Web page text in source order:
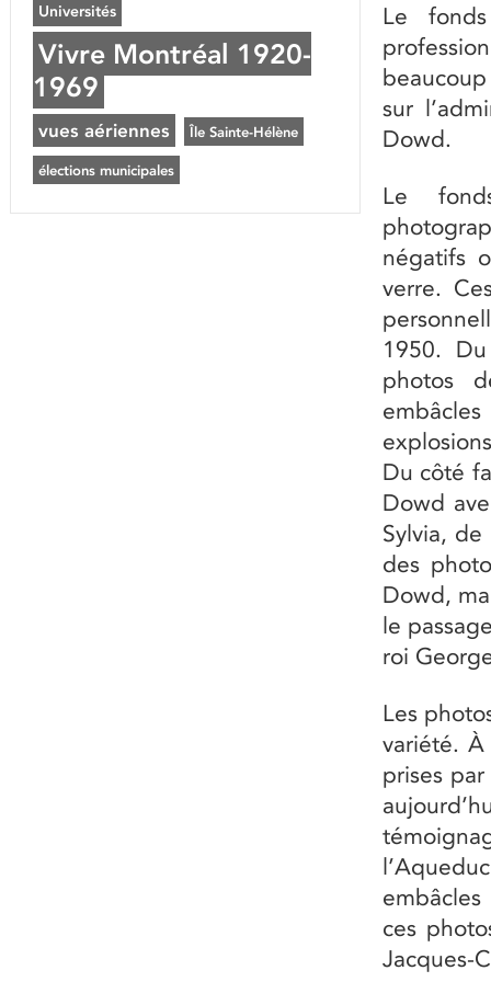
Le
sur
Dowd.
Le
négatifs
verre.
1950.
photos
Du côté
Dowd
Sylvia,
des
Dowd,
le
roi
Les
variété. À
prises
ces
Jacques-
Universités
Vivre Montréal 1920-
1969
vues aériennes Île Sainte-Hélène
élections municipales